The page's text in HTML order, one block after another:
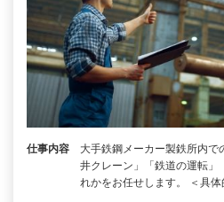
仕事内容
大手鉄鋼メーカー製鉄所内で
井クレーン」「鉄道の運転」
れかをお任せします。 ＜具